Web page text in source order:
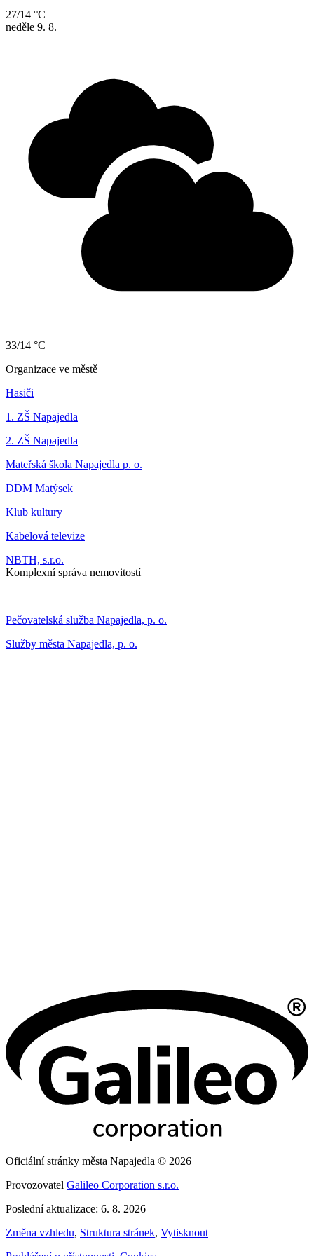
27/14 °C
neděle 9. 8.
33/14 °C
Organizace ve městě
Hasiči
1. ZŠ Napajedla
2. ZŠ Napajedla
Mateřská škola Napajedla p. o.
DDM Matýsek
Klub kultury
Kabelová televize
NBTH, s.r.o.
Komplexní správa nemovitostí
Pečovatelská služba Napajedla, p. o.
Služby města Napajedla, p. o.
Oficiální stránky města Napajedla © 2026
Provozovatel Galileo Corporation s.r.o.
Poslední aktualizace: 6. 8. 2026
Změna vzhledu, Struktura stránek, Vytisknout